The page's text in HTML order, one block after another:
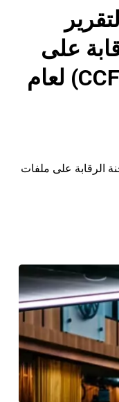
على
ملفات الإنتربول (CCF) لعام
السنوي لعام 2022 للجنة الرقابة على ملفات